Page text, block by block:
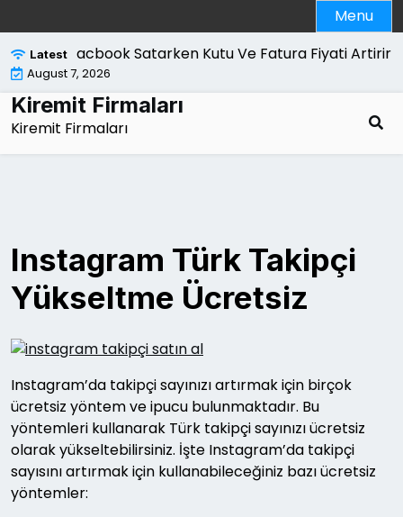
to
content
Menu
Latest
Macbook Satarken Kutu Ve Fatura Fiyati Artirir Mi |
August 7, 2026
Kiremit Firmaları
Kiremit Firmaları
Instagram Türk Takipçi
Yükseltme Ücretsiz
Instagram’da takipçi sayınızı artırmak için birçok
ücretsiz yöntem ve ipucu bulunmaktadır. Bu
yöntemleri kullanarak Türk takipçi sayınızı ücretsiz
olarak yükseltebilirsiniz. İşte Instagram’da takipçi
sayısını artırmak için kullanabileceğiniz bazı ücretsiz
yöntemler: